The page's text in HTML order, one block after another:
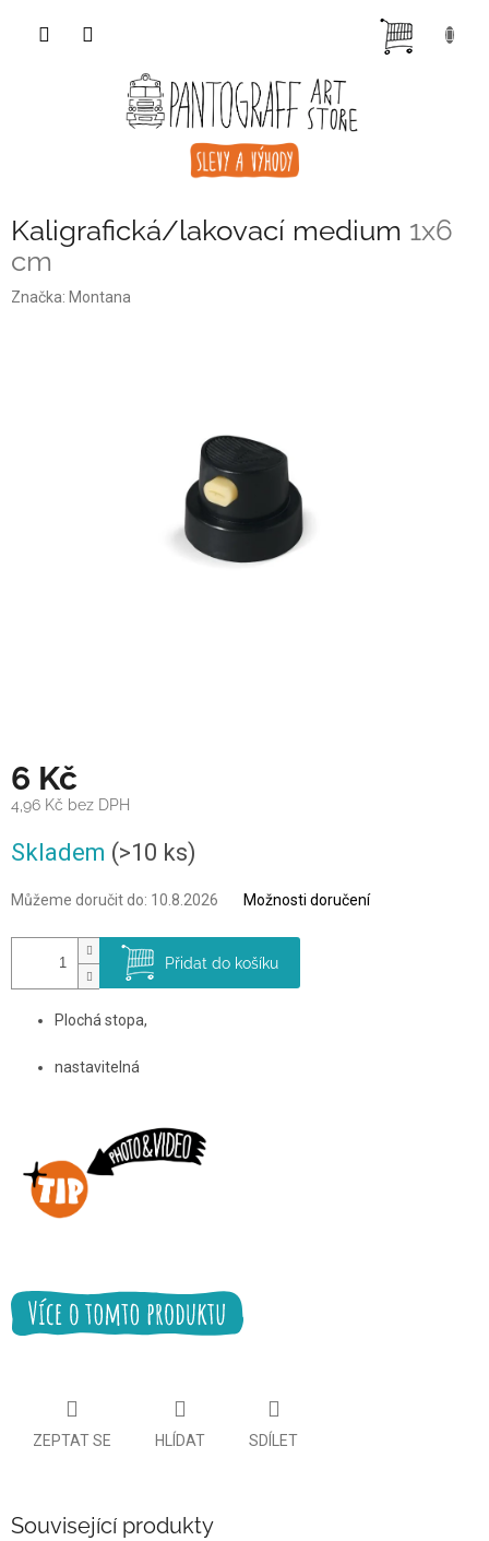
Kaligrafická/lakovací medium 1x6
cm
Značka: Montana
6 Kč
4,96 Kč bez DPH
cena:
Skladem (>10 ks)
Můžeme doručit do: 10.8.2026 Možnosti doručení
Přidat do košíku
Plochá stopa,
nastavitelná
ZEPTAT SE HLÍDAT SDÍLET
Související produkty